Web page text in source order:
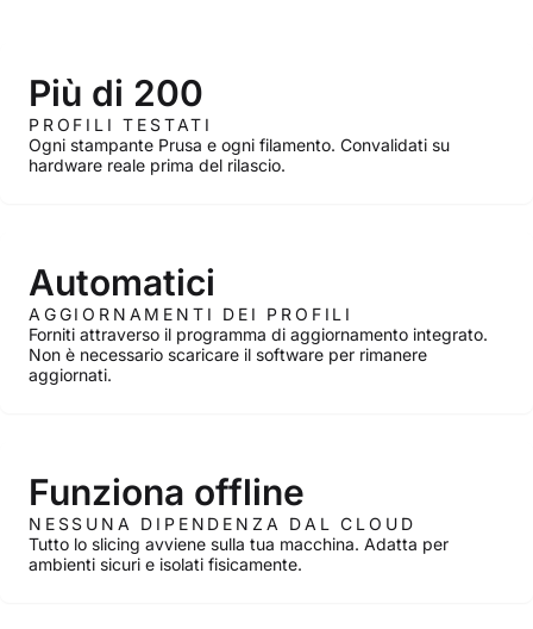
Più di 200
PROFILI TESTATI
Ogni stampante Prusa e ogni filamento. Convalidati su
hardware reale prima del rilascio.
Automatici
AGGIORNAMENTI DEI PROFILI
Forniti attraverso il programma di aggiornamento integrato.
Non è necessario scaricare il software per rimanere
aggiornati.
Funziona offline
NESSUNA DIPENDENZA DAL CLOUD
Tutto lo slicing avviene sulla tua macchina. Adatta per
ambienti sicuri e isolati fisicamente.